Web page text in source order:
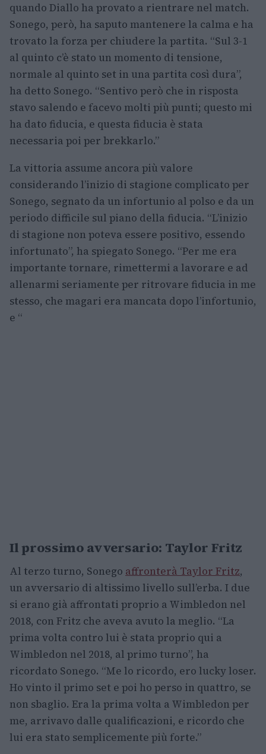
quando Diallo ha provato a rientrare nel match.
Sonego, però, ha saputo mantenere la calma e ha
trovato la forza per chiudere la partita. “Sul 3-1
al quinto c’è stato un momento di tensione,
normale al quinto set in una partita così dura”,
ha detto Sonego. “Sentivo però che in risposta
stavo salendo e facevo molti più punti; questo mi
ha dato fiducia, e questa fiducia è stata
necessaria poi per brekkarlo.”
La vittoria assume ancora più valore
considerando l’inizio di stagione complicato per
Sonego, segnato da un infortunio al polso e da un
periodo difficile sul piano della fiducia. “L’inizio
di stagione non poteva essere positivo, essendo
infortunato”, ha spiegato Sonego. “Per me era
importante tornare, rimettermi a lavorare e ad
allenarmi seriamente per ritrovare fiducia in me
stesso, che magari era mancata dopo l’infortunio,
e “
Il prossimo avversario: Taylor Fritz
Al terzo turno, Sonego affronterà Taylor Fritz,
un avversario di altissimo livello sull’erba. I due
si erano già affrontati proprio a Wimbledon nel
2018, con Fritz che aveva avuto la meglio. “La
prima volta contro lui è stata proprio qui a
Wimbledon nel 2018, al primo turno”, ha
ricordato Sonego. “Me lo ricordo, ero lucky loser.
Ho vinto il primo set e poi ho perso in quattro, se
non sbaglio. Era la prima volta a Wimbledon per
me, arrivavo dalle qualificazioni, e ricordo che
lui era stato semplicemente più forte.”